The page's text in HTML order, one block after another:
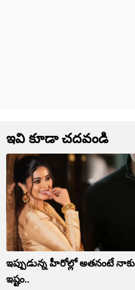
ఇవి కూడా చదవండి
ఇప్పుడున్న హీరోల్లో అతనంటే
ఇష్టం..